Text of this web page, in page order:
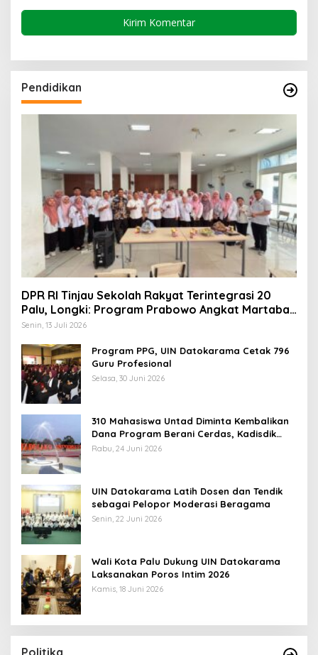
Pendidikan
DPR RI Tinjau Sekolah Rakyat Terintegrasi 20
Palu, Longki: Program Prabowo Angkat Martabat
Anak Miskin
Senin, 13 Juli 2026
Program PPG, UIN Datokarama Cetak 796
Guru Profesional
Selasa, 30 Juni 2026
310 Mahasiswa Untad Diminta Kembalikan
Dana Program Berani Cerdas, Kadisdik
Sulteng: Tidak Boleh Terima Beasiswa
Rabu, 24 Juni 2026
UIN Datokarama Latih Dosen dan Tendik
sebagai Pelopor Moderasi Beragama
Senin, 22 Juni 2026
Wali Kota Palu Dukung UIN Datokarama
Laksanakan Poros Intim 2026
Kamis, 18 Juni 2026
Politika